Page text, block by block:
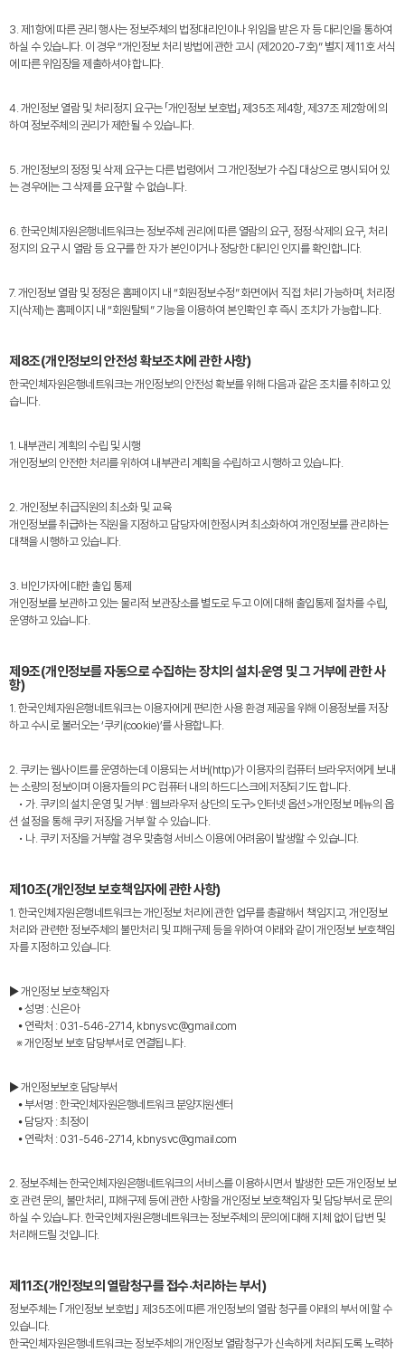
3. 제1항에 따른 권리 행사는 정보주체의 법정대리인이나 위임을 받은 자 등 대리인을 통하여
하실 수 있습니다. 이 경우 “개인정보 처리 방법에 관한 고시 (제2020-7호)” 별지 제11호 서식
에 따른 위임장을 제출하셔야 합니다.
4. 개인정보 열람 및 처리정지 요구는 「개인정보 보호법」 제35조 제4항, 제37조 제2항에 의
하여 정보주체의 권리가 제한될 수 있습니다.
5. 개인정보의 정정 및 삭제 요구는 다른 법령에서 그 개인정보가 수집 대상으로 명시되어 있
는 경우에는 그 삭제를 요구할 수 없습니다.
6. 한국인체자원은행네트워크는 정보주체 권리에 따른 열람의 요구, 정정·삭제의 요구, 처리
정지의 요구 시 열람 등 요구를 한 자가 본인이거나 정당한 대리인 인지를 확인합니다.
7. 개인정보 열람 및 정정은 홈페이지 내 “회원정보수정” 화면에서 직접 처리 가능하며, 처리정
지(삭제)는 홈페이지 내 “회원탈퇴” 기능을 이용하여 본인확인 후 즉시 조치가 가능합니다.
제8조(개인정보의 안전성 확보조치에 관한 사항)
한국인체자원은행네트워크는 개인정보의 안전성 확보를 위해 다음과 같은 조치를 취하고 있
습니다.
1. 내부관리 계획의 수립 및 시행
개인정보의 안전한 처리를 위하여 내부관리 계획을 수립하고 시행하고 있습니다.
2. 개인정보 취급직원의 최소화 및 교육
개인정보를 취급하는 직원을 지정하고 담당자에 한정시켜 최소화하여 개인정보를 관리하는
대책을 시행하고 있습니다.
3. 비인가자에 대한 출입 통제
개인정보를 보관하고 있는 물리적 보관장소를 별도로 두고 이에 대해 출입통제 절차를 수립,
운영하고 있습니다.
제9조(개인정보를 자동으로 수집하는 장치의 설치·운영 및 그 거부에 관한 사
항)
1. 한국인체자원은행네트워크는 이용자에게 편리한 사용 환경 제공을 위해 이용정보를 저장
하고 수시로 불러오는 ‘쿠키(cookie)’를 사용합니다.
2. 쿠키는 웹사이트를 운영하는데 이용되는 서버(http)가 이용자의 컴퓨터 브라우저에게 보내
는 소량의 정보이며 이용자들의 PC 컴퓨터 내의 하드디스크에 저장되기도 합니다.
• 가. 쿠키의 설치·운영 및 거부 : 웹브라우저 상단의 도구>인터넷 옵션>개인정보 메뉴의 옵
션 설정을 통해 쿠키 저장을 거부 할 수 있습니다.
• 나. 쿠키 저장을 거부할 경우 맞춤형 서비스 이용에 어려움이 발생할 수 있습니다.
제10조(개인정보 보호책임자에 관한 사항)
1. 한국인체자원은행네트워크는 개인정보 처리에 관한 업무를 총괄해서 책임지고, 개인정보
처리와 관련한 정보주체의 불만처리 및 피해구제 등을 위하여 아래와 같이 개인정보 보호책임
자를 지정하고 있습니다.
▶ 개인정보 보호책임자
⦁ 성명 : 신은아
⦁ 연락처 : 031-546-2714, kbnysvc@gmail.com
※ 개인정보 보호 담당부서로 연결됩니다.
▶ 개인정보보호 담당부서
⦁ 부서명 : 한국인체자원은행네트워크 분양지원센터
⦁ 담당자 : 최정이
⦁ 연락처 : 031-546-2714, kbnysvc@gmail.com
2. 정보주체는 한국인체자원은행네트워크의 서비스를 이용하시면서 발생한 모든 개인정보 보
호 관련 문의, 불만처리, 피해구제 등에 관한 사항을 개인정보 보호책임자 및 담당부서로 문의
하실 수 있습니다. 한국인체자원은행네트워크는 정보주체의 문의에 대해 지체 없이 답변 및
처리해드릴 것입니다.
제11조(개인정보의 열람청구를 접수·처리하는 부서)
정보주체는 ｢개인정보 보호법｣ 제35조에 따른 개인정보의 열람 청구를 아래의 부서에 할 수
있습니다.
한국인체자원은행네트워크는 정보주체의 개인정보 열람청구가 신속하게 처리되도록 노력하